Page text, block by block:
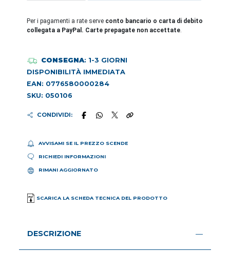
Per i pagamenti a rate serve conto bancario o carta di debito
collegata a PayPal. Carte prepagate non accettate.
CONSEGNA: 1-3 GIORNI
DISPONIBILITÀ IMMEDIATA
EAN: 0776580000284
SKU: 050106
CONDIVIDI:
AVVISAMI SE IL PREZZO SCENDE
RICHIEDI INFORMAZIONI
RIMANI AGGIORNATO
SCARICA LA SCHEDA TECNICA DEL PRODOTTO
DESCRIZIONE